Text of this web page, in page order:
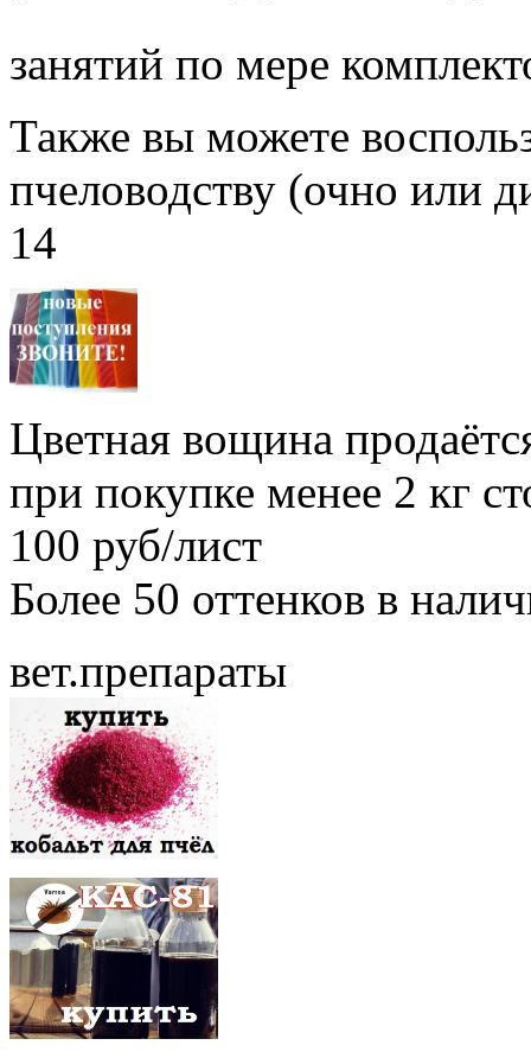
занятий по мере
Также вы можете
пчеловодству (очно или
14
Цветная вощина
при покупке менее 2 кг
100 руб/лист
Более 50 оттенков в
вет.препараты